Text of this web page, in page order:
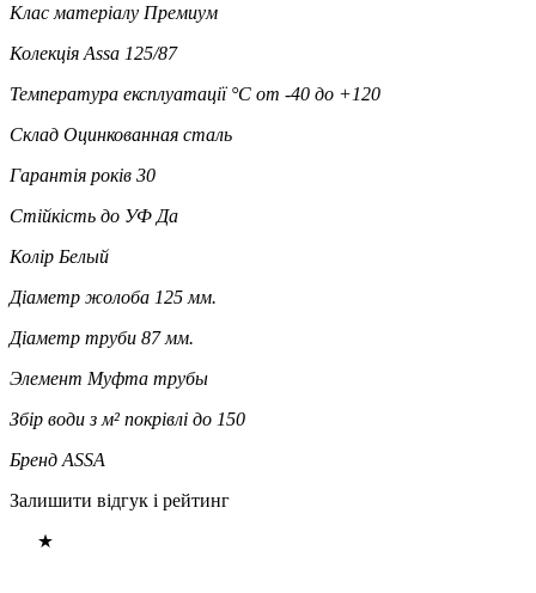
Клас матеріалу Премиум
Колекція Assa 125/87
Температура експлуатації °C от -40 до +120
Склад Оцинкованная сталь
Гарантія років 30
Стійкість до УФ Да
Колір Белый
Діаметр жолоба 125 мм.
Діаметр труби 87 мм.
Элемент Муфта трубы
Збір води з м² покрівлі до 150
Бренд ASSA
Залишити відгук і рейтинг